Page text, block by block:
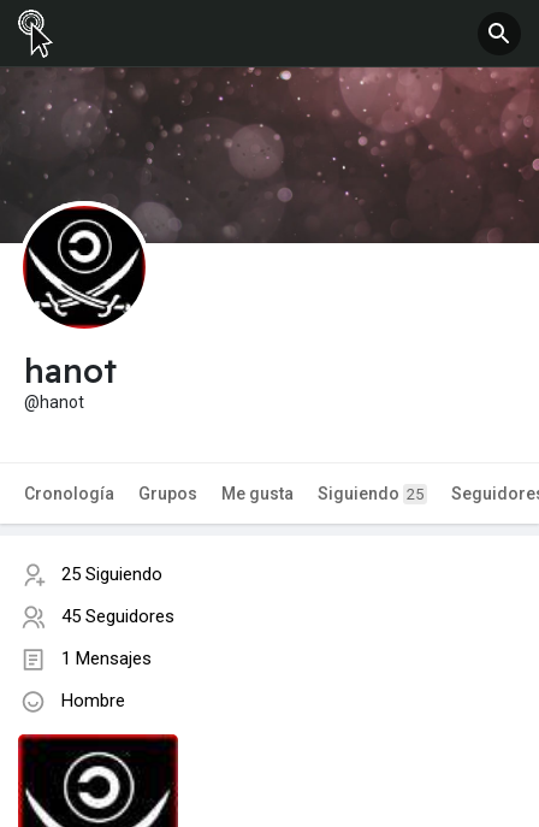
hanot
@hanot
Cronología Grupos Me gusta Siguiendo 25
25 Siguiendo
45 Seguidores
1 Mensajes
Hombre